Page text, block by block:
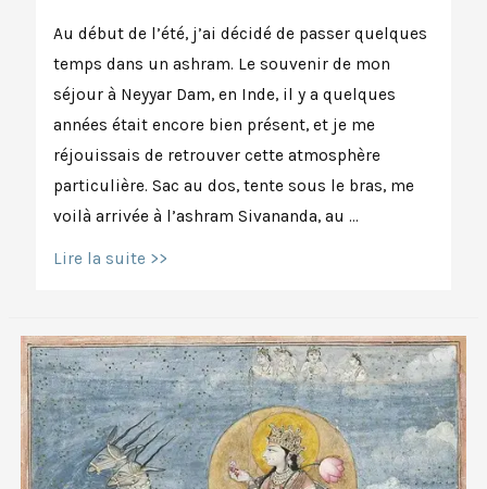
Au début de l’été, j’ai décidé de passer quelques
temps dans un ashram. Le souvenir de mon
séjour à Neyyar Dam, en Inde, il y a quelques
années était encore bien présent, et je me
réjouissais de retrouver cette atmosphère
particulière. Sac au dos, tente sous le bras, me
voilà arrivée à l’ashram Sivananda, au …
On
café
à
l’ashram
Lire la suite >>